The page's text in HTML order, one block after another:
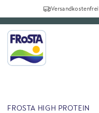
FROSTA HIGH PROTEIN